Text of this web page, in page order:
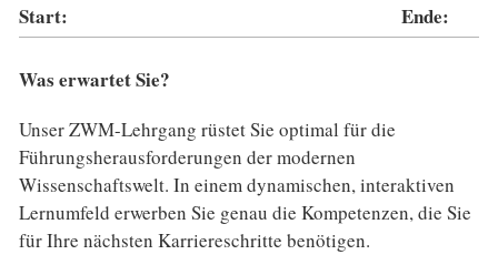
Start: Ende:
Was erwartet Sie?
Unser ZWM-Lehrgang rüstet Sie optimal für die
Führungsherausforderungen der modernen
Wissenschaftswelt. In einem dynamischen, interaktiven
Lernumfeld erwerben Sie genau die Kompetenzen, die Sie
für Ihre nächsten Karriereschritte benötigen.